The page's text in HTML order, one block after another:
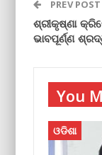
PREV POST
ଶ୍ରୀକୃଷ୍ଣା
ଭାବପୂର୍ଣ୍ଣ
You
ଓଡିଶା